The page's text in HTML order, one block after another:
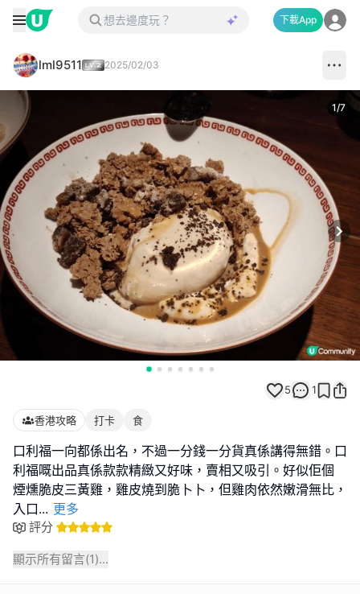
下載App
lml9511 2025/02/03
1/7
5 1
香港攻略 打卡 食
口利福一向都係出名，不過一分錢一分貨真係講得無錯。口
利福嘅出品真係款款精緻又好味，賣相又吸引。好似佢個
煙燻脆皮三黃雞，雞皮燒到脆卜卜，但雞肉依然嫩滑無比，
入口... 更多
評分
顯示所有留言(1)...